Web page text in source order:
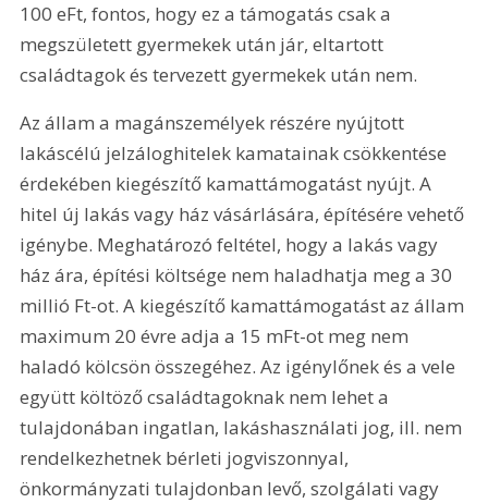
100 eFt, fontos, hogy ez a támogatás csak a
megszületett gyermekek után jár, eltartott
családtagok és tervezett gyermekek után nem.
Az állam a magánszemélyek részére nyújtott
lakáscélú jelzáloghitelek kamatainak csökkentése
érdekében kiegészítő kamattámogatást nyújt. A
hitel új lakás vagy ház vásárlására, építésére vehető
igénybe. Meghatározó feltétel, hogy a lakás vagy
ház ára, építési költsége nem haladhatja meg a 30
millió Ft-ot. A kiegészítő kamattámogatást az állam
maximum 20 évre adja a 15 mFt-ot meg nem
haladó kölcsön összegéhez. Az igénylőnek és a vele
együtt költöző családtagoknak nem lehet a
tulajdonában ingatlan, lakáshasználati jog, ill. nem
rendelkezhetnek bérleti jogviszonnyal,
önkormányzati tulajdonban levő, szolgálati vagy